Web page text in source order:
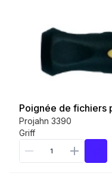
Poignée de fichiers
Projahn 3390
Griff